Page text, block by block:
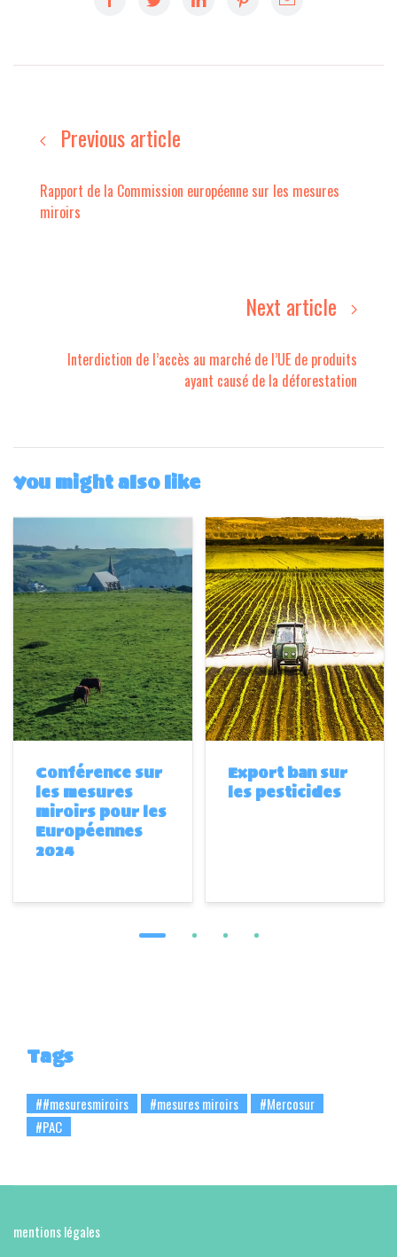
Previous article
Rapport de la Commission européenne sur les mesures
miroirs
Next article
Interdiction de l’accès au marché de l’UE de produits
ayant causé de la déforestation
You might also like
Conférence sur
les mesures
miroirs pour les
Européennes
2024
Export ban sur
les pesticides
Tags
##mesuresmiroirs #mesures miroirs
#Mercosur
#PAC
mentions légales